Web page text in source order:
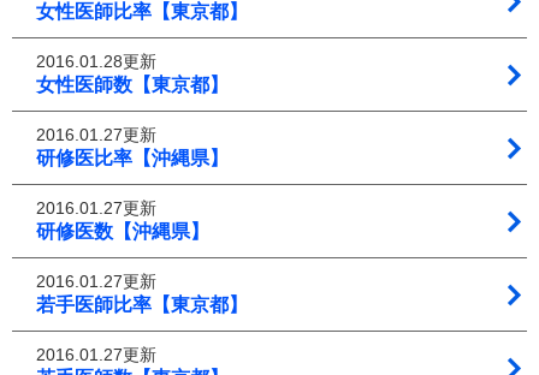
女性医師比率【東京都】
2016.01.28更新
女性医師数【東京都】
2016.01.27更新
研修医比率【沖縄県】
2016.01.27更新
研修医数【沖縄県】
2016.01.27更新
若手医師比率【東京都】
2016.01.27更新